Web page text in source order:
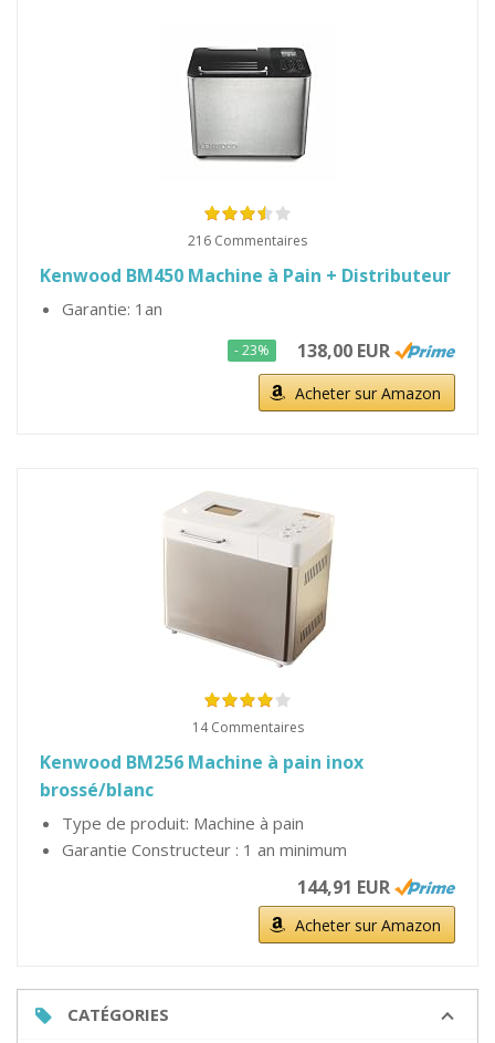
216 Commentaires
Kenwood BM450 Machine à Pain + Distributeur
Garantie: 1an
- 23% 138,00 EUR
Acheter sur Amazon
14 Commentaires
Kenwood BM256 Machine à pain inox
brossé/blanc
Type de produit: Machine à pain
Garantie Constructeur : 1 an minimum
144,91 EUR
Acheter sur Amazon
CATÉGORIES